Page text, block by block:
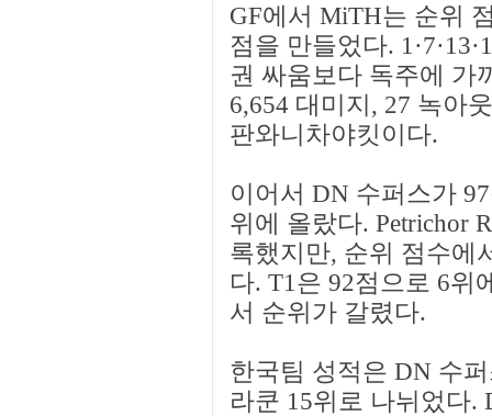
GF에서 MiTH는 순위
점을 만들었다.
권 싸움보다 독주에 가
6,654 대미지, 27 녹아
판와니차야킷이다.
이어서 DN 수퍼스가
위에 올랐다. Petrichor
록했지만, 순위 점수에
다. T1은 92점으로 6위
서 순위가 갈렸다.
한국팀 성적은 DN 수
라쿤 15위로 나뉘었다.